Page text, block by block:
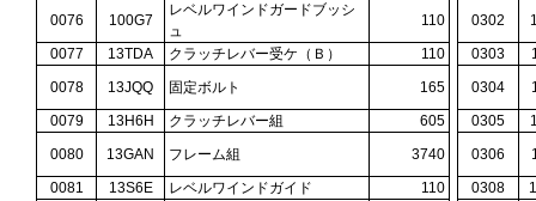
0076
100G7
レベルワインドガードブッシ
ュ
110 0302
0077
13TDA クラッチレバー受ケ（Ｂ） 110 0303
0078
13JQQ 固定ボルト 165 0304
0079
13H6H クラッチレバー組 605 0305
0080
13GAN フレーム組 3740 0306
0081
13S6E レベルワインドガイド 110 0308